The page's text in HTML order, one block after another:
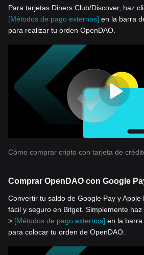
Para tarjetas Diners Club/Discover, haz
[Métodos de pago externos] en la barra
para realizar tu orden OpenDAO.
Cómo comprar cripto con tarjeta de
Comprar OpenDAO con Google
Convertir tu saldo de Google Pay y Apple
fácil y seguro en Bitget. Simplemente
> [Métodos de pago externos] en la
para colocar tu orden de OpenDAO.